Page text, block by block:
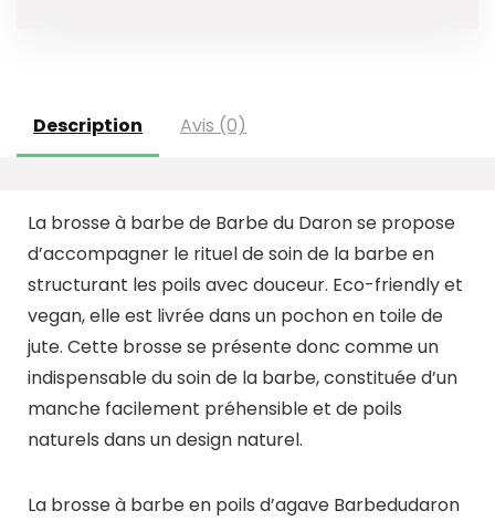
Description Avis (0)
La brosse à barbe de Barbe du Daron se propose
d’accompagner le rituel de soin de la barbe en
structurant les poils avec douceur. Eco-friendly et
vegan, elle est livrée dans un pochon en toile de
jute. Cette brosse se présente donc comme un
indispensable du soin de la barbe, constituée d’un
manche facilement préhensible et de poils
naturels dans un design naturel.
La brosse à barbe en poils d’agave Barbedudaron